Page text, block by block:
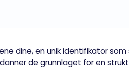
dine, en unik identifikator
danner de grunnlaget for en